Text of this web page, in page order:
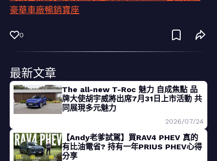
豪華車廠暢銷寶座
0
最新文章
The all-new T-Roc 魅力 自成焦點 品
牌大使胡宇威將出席7月31日上市活動 共
同展現多元魅力
2026/07/24
【Andy老爹試駕】買RAV4 PHEV 真的
有比油電省? 持有一年PRIUS PHEV心得
分享